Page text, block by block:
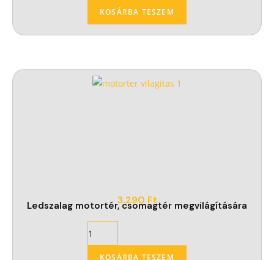
KOSÁRBA TESZEM
Ledszalag motortér, csomagtér megvilágítására
3.290 Ft
KOSÁRBA TESZEM